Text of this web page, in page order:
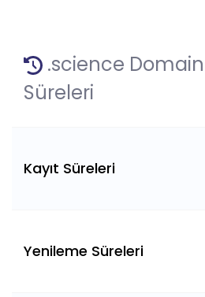
.science Domain
Süreleri
Kayıt Süreleri
Yenileme Süreleri